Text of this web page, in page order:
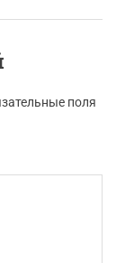
поля